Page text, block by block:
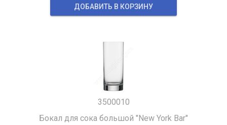
ДОБАВИТЬ В КОРЗИНУ
3500010
Бокал для сока большой "New York Bar"